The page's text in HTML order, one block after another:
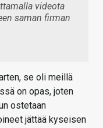
videota
saman firman
se oli meillä
on opas, joten
ostetaan
jättää kyseisen